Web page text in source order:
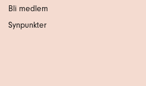
Bli medlem
Synpunkter